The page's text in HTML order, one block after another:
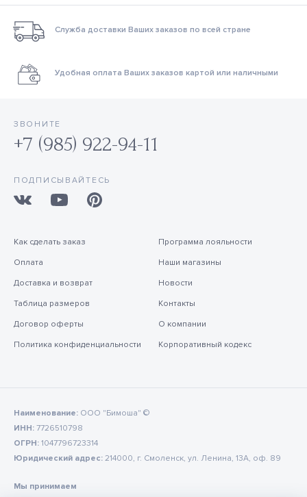
Служба доставки Ваших заказов по всей стране
Удобная оплата Ваших заказов картой или наличными
ЗВОНИТЕ
+7 (985) 922-94-11
ПОДПИСЫВАЙТЕСЬ
Как сделать заказ
Оплата
Доставка и возврат
Таблица размеров
Договор оферты
Политика конфиденциальности
Программа лояльности
Наши магазины
Новости
Контакты
О компании
Корпоративный кодекс
Наименование: ООО "Бимоша" ©
ИНН: 7726510798
ОГРН: 1047796723314
Юридический адрес: 214000, г. Смоленск, ул. Ленина, 13А, оф. 89
Мы принимаем